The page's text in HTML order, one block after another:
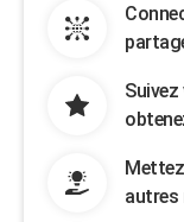
autres